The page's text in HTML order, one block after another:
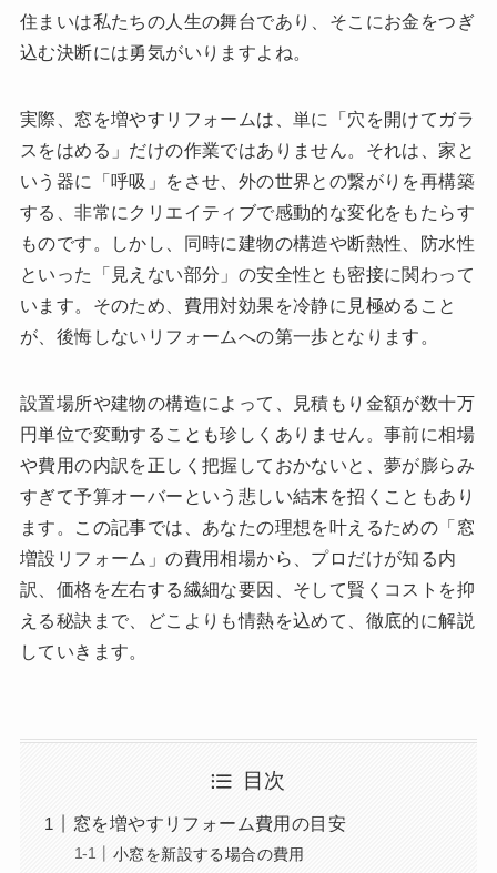
住まいは私たちの人生の舞台であり、そこにお金をつぎ
込む決断には勇気がいりますよね。
実際、窓を増やすリフォームは、単に「穴を開けてガラ
スをはめる」だけの作業ではありません。それは、家と
いう器に「呼吸」をさせ、外の世界との繋がりを再構築
する、非常にクリエイティブで感動的な変化をもたらす
ものです。しかし、同時に建物の構造や断熱性、防水性
といった「見えない部分」の安全性とも密接に関わって
います。そのため、費用対効果を冷静に見極めること
が、後悔しないリフォームへの第一歩となります。
設置場所や建物の構造によって、見積もり金額が数十万
円単位で変動することも珍しくありません。事前に相場
や費用の内訳を正しく把握しておかないと、夢が膨らみ
すぎて予算オーバーという悲しい結末を招くこともあり
ます。この記事では、あなたの理想を叶えるための「窓
増設リフォーム」の費用相場から、プロだけが知る内
訳、価格を左右する繊細な要因、そして賢くコストを抑
える秘訣まで、どこよりも情熱を込めて、徹底的に解説
していきます。
目次
窓を増やすリフォーム費用の目安
小窓を新設する場合の費用